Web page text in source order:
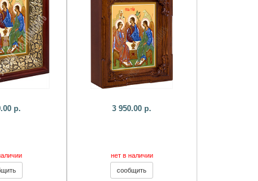
р. 3 950.00 р.
нет в наличии